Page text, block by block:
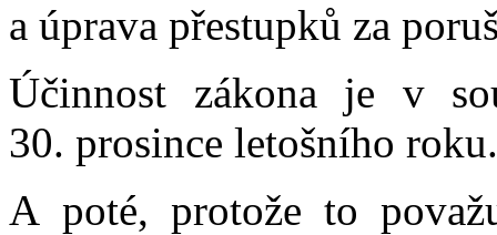
a úprava přestupků za
Účinnost zákona je v
30. prosince letošního roku.
A poté, protože to